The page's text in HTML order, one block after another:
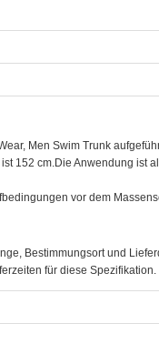
Men Swim Trunk
152 cm.Die Anwendung ist
vor dem
Bestimmungsort und
für diese Spezifikation.